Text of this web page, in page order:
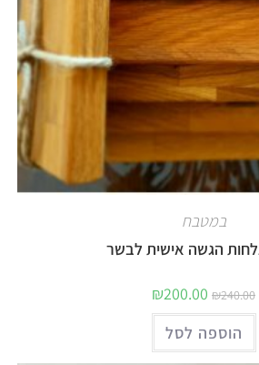
במטבח
₪240.00
₪200.00
הוספה לסל